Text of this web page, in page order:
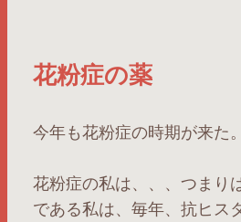
花粉症の薬
今年も花粉症の時期が来た。
花粉症の私は、、、つまり
である私は、毎年、抗ヒス